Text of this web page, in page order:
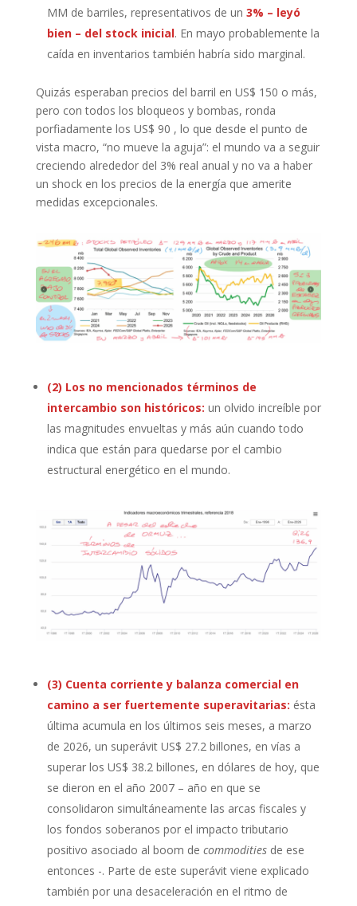
MM de barriles, representativos de un 3% – leyó
bien – del stock inicial. En mayo probablemente la
caída en inventarios también habría sido marginal.
Quizás esperaban precios del barril en US$ 150 o más,
pero con todos los bloqueos y bombas, ronda
porfiadamente los US$ 90 , lo que desde el punto de
vista macro, “no mueve la aguja”: el mundo va a seguir
creciendo alrededor del 3% real anual y no va a haber
un shock en los precios de la energía que amerite
medidas excepcionales.
(2) Los no mencionados términos de
intercambio son históricos: un olvido increíble por
las magnitudes envueltas y más aún cuando todo
indica que están para quedarse por el cambio
estructural energético en el mundo.
(3) Cuenta corriente y balanza comercial en
camino a ser fuertemente superavitarias: ésta
última acumula en los últimos seis meses, a marzo
de 2026, un superávit US$ 27.2 billones, en vías a
superar los US$ 38.2 billones, en dólares de hoy, que
se dieron en el año 2007 – año en que se
consolidaron simultáneamente las arcas fiscales y
los fondos soberanos por el impacto tributario
positivo asociado al boom de commodities de ese
entonces -. Parte de este superávit viene explicado
también por una desaceleración en el ritmo de